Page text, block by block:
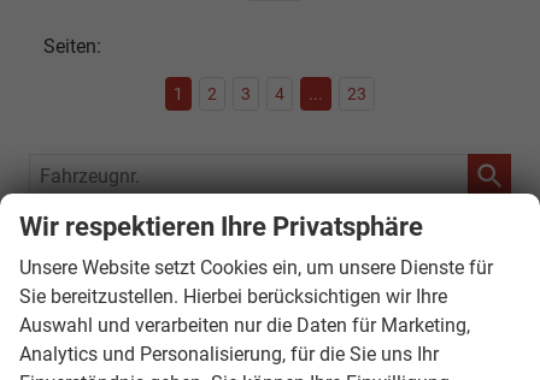
Seiten:
1 2 3 4 ... 23
Fahrzeugnr.
SOFORT VERFÜGBAR
Audi
Bentley
Wir respektieren Ihre Privatsphäre
Unsere Website setzt Cookies ein, um unsere Dienste für
Sie bereitzustellen. Hierbei berücksichtigen wir Ihre
Auswahl und verarbeiten nur die Daten für Marketing,
Analytics und Personalisierung, für die Sie uns Ihr